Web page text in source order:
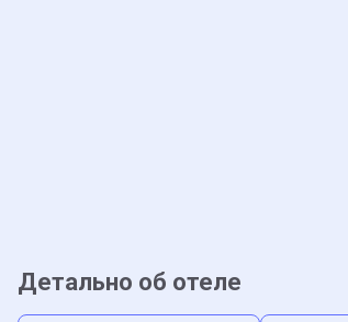
Детально об отеле